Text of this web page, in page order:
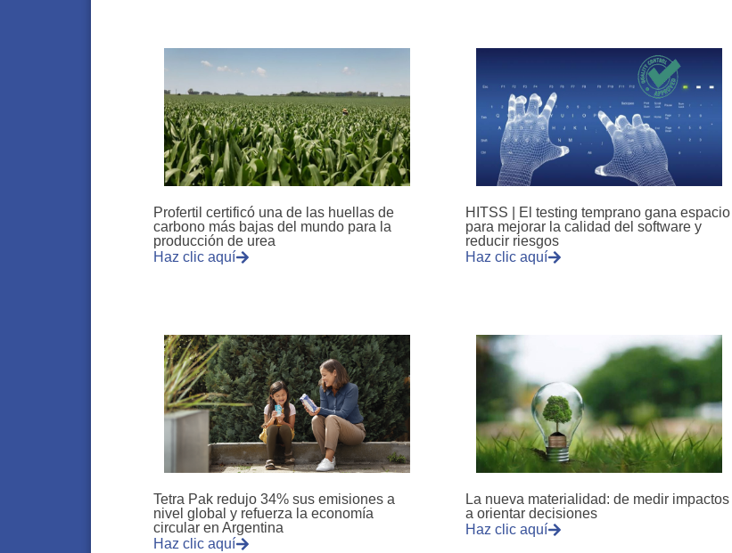
Profertil certificó una de las huellas de
carbono más bajas del mundo para la
producción de urea
Haz clic aquí
HITSS | El testing temprano gana espacio
para mejorar la calidad del software y
reducir riesgos
Haz clic aquí
Tetra Pak redujo 34% sus emisiones a
nivel global y refuerza la economía
circular en Argentina
Haz clic aquí
La nueva materialidad: de medir impactos
a orientar decisiones
Haz clic aquí